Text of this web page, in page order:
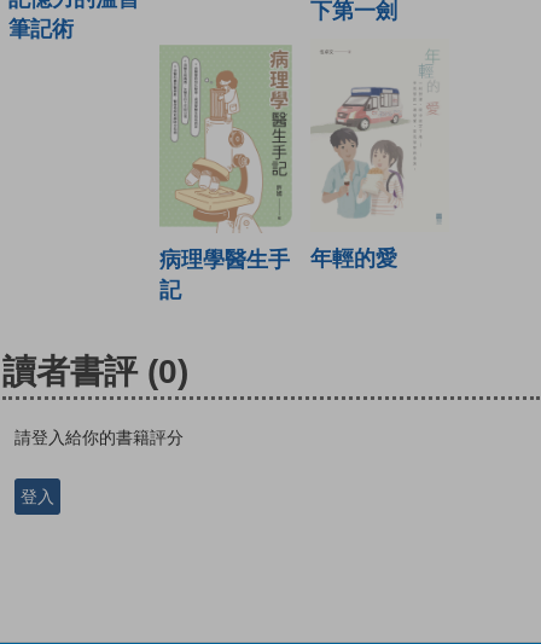
筆記術
下第一劍
病理學醫生手
記
年輕的愛
讀者書評 (0)
請登入給你的書籍評分
登入